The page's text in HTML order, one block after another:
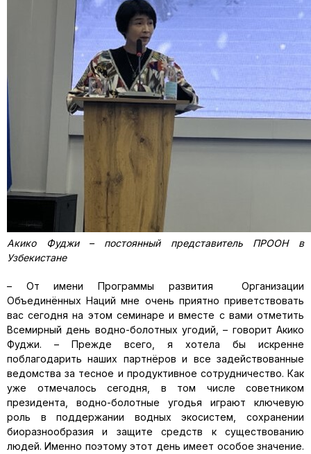
Акико Фуджи – постоянный представитель ПРООН в
Узбекистане
– От имени Программы развития Организации
Объединённых Наций мне очень приятно приветствовать
вас сегодня на этом семинаре и вместе с вами отметить
Всемирный день водно-болотных угодий, – говорит Акико
Фуджи. – Прежде всего, я хотела бы искренне
поблагодарить наших партнёров и все задействованные
ведомства за тесное и продуктивное сотрудничество. Как
уже отмечалось сегодня, в том числе советником
президента, водно-болотные угодья играют ключевую
роль в поддержании водных экосистем, сохранении
биоразнообразия и защите средств к существованию
людей. Именно поэтому этот день имеет особое значение.